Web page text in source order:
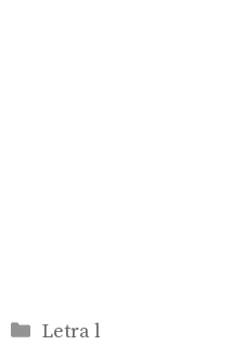
Categorias
Letra l